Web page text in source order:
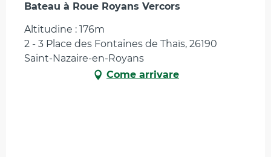
Bateau à Roue Royans Vercors
Altitudine : 176m
2 - 3 Place des Fontaines de Thaïs, 26190
Saint-Nazaire-en-Royans
Come arrivare